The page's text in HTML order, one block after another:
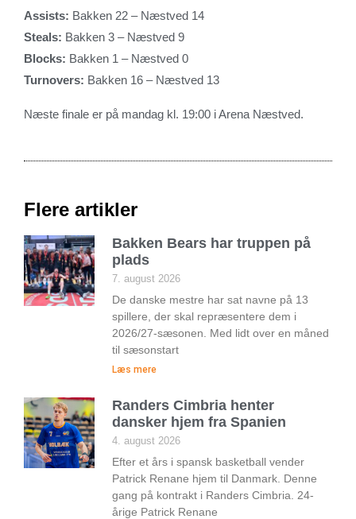
Assists: Bakken 22 – Næstved 14
Steals: Bakken 3 – Næstved 9
Blocks: Bakken 1 – Næstved 0
Turnovers: Bakken 16 – Næstved 13
Næste finale er på mandag kl. 19:00 i Arena Næstved.
Flere artikler
Bakken Bears har truppen på
plads
7. august 2026
De danske mestre har sat navne på 13
spillere, der skal repræsentere dem i
2026/27-sæsonen. Med lidt over en måned
til sæsonstart
Læs mere
Randers Cimbria henter
dansker hjem fra Spanien
4. august 2026
Efter et års i spansk basketball vender
Patrick Renane hjem til Danmark. Denne
gang på kontrakt i Randers Cimbria. 24-
årige Patrick Renane